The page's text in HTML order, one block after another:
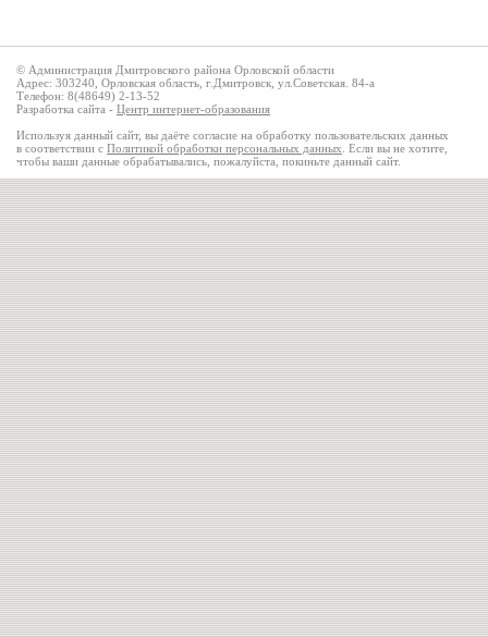
© Администрация Дмитровского района Орловской области
Адрес: 303240, Орловская область, г.Дмитровск, ул.Советская. 84-а
Телефон: 8(48649) 2-13-52
Разработка сайта - Центр интернет-образования
Используя данный сайт, вы даёте согласие на обработку пользовательских данных
в соответствии с Политикой обработки персональных данных . Если вы не хотите,
чтобы ваши данные обрабатывались, пожалуйста, покиньте данный сайт.